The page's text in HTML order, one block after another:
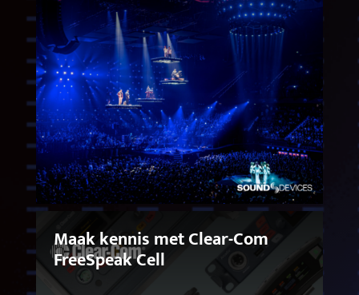
Maak kennis met Clear-Com
FreeSpeak Cell